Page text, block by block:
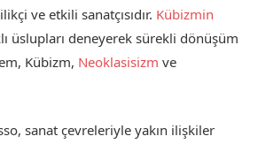
ve etkili sanatçısıdır. Kübizmin
üslupları deneyerek sürekli dönüşüm
Kübizm, Neoklasisizm ve
sanat çevreleriyle yakın ilişkiler